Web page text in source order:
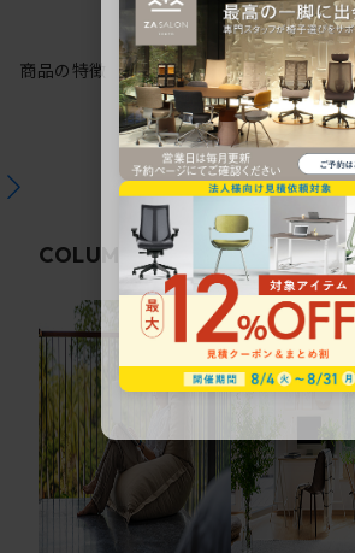
商品の特徴
COLUMN 関連コラム